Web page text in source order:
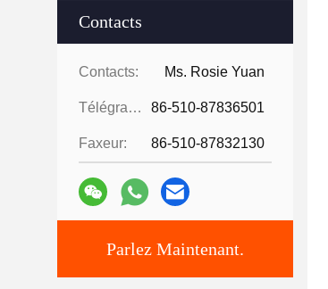
Contacts
Contacts: Ms. Rosie Yuan
Télégramme: 86-510-87836501
Faxeur: 86-510-87832130
Parlez Maintenant.